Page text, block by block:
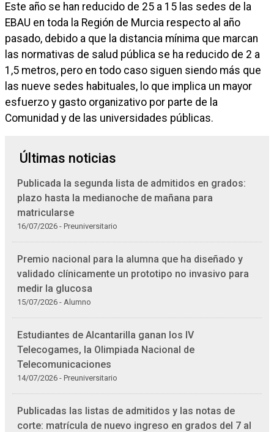
Este año se han reducido de 25 a 15 las sedes de la
EBAU en toda la Región de Murcia respecto al año
pasado, debido a que la distancia mínima que marcan
las normativas de salud pública se ha reducido de 2 a
1,5 metros, pero en todo caso siguen siendo más que
las nueve sedes habituales, lo que implica un mayor
esfuerzo y gasto organizativo por parte de la
Comunidad y de las universidades públicas.
Últimas noticias
Publicada la segunda lista de admitidos en grados:
plazo hasta la medianoche de mañana para
matricularse
16/07/2026 - Preuniversitario
Premio nacional para la alumna que ha diseñado y
validado clínicamente un prototipo no invasivo para
medir la glucosa
15/07/2026 - Alumno
Estudiantes de Alcantarilla ganan los IV
Telecogames, la Olimpiada Nacional de
Telecomunicaciones
14/07/2026 - Preuniversitario
Publicadas las listas de admitidos y las notas de
corte: matrícula de nuevo ingreso en grados del 7 al